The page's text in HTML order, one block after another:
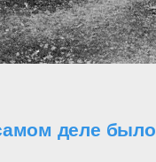
деле было